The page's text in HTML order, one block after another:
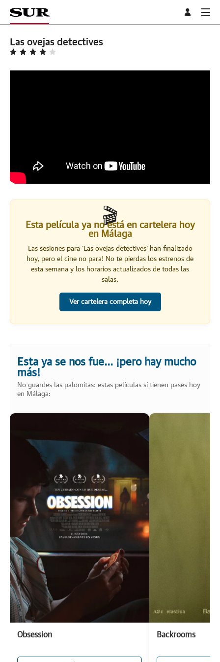
Las ovejas detectives
🎬
Esta película ya no está en cartelera hoy
en Málaga
Las sesiones para 'Las ovejas detectives' han finalizado
hoy, pero el cine no para! No te pierdas los estrenos de
esta semana y los horarios actualizados de todas las
salas.
Ver cartelera completa hoy
Esta ya se nos fue... ¡pero hay mucho
más!
No guardes las palomitas: estas películas sí tienen pases hoy
en Málaga:
Obsession Backrooms